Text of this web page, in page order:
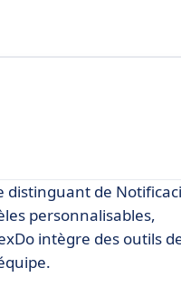
distinguant de
personnalisables,
intègre des outils